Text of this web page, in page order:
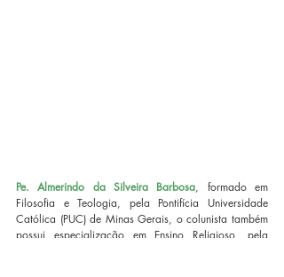
Pe. Almerindo da Silveira Barbosa, formado em
Filosofia e Teologia, pela Pontifícia Universidade
Católica (PUC) de Minas Gerais, o colunista também
possui especialização em Ensino Religioso, pela